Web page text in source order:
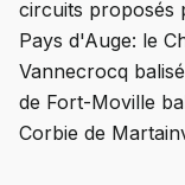
circuits proposés
Pays d'Auge: le
Vannecrocq
de Fort-Moville
Corbie de